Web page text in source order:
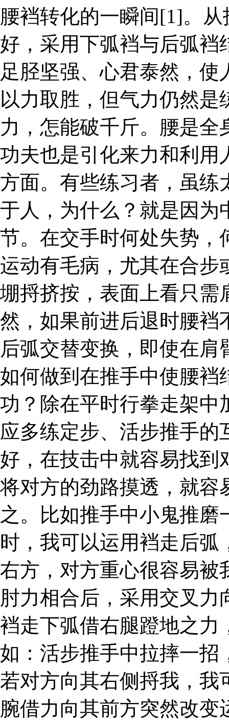
腰裆转化的一瞬间[1]。
好，采用下弧裆与后弧裆
足胫坚强、心君泰然，
以力取胜，但气力仍然
力，怎能破千斤。腰是
功夫也是引化来力和利用
方面。有些练习者，虽练
于人，为什么？就是因为
节。在交手时何处失势，
运动有毛病，尤其在合步
堋捋挤按，表面上看只需
然，如果前进后退时腰裆
后弧交替变换，即使在
如何做到在推手中使腰裆
功？除在平时行拳走架中
应多练定步、活步推手
好，在技击中就容易找到
将对方的劲路摸透，就容
之。比如推手中小鬼推
时，我可以运用裆走后
右方，对方重心很容易被
肘力相合后，采用交叉
裆走下弧借右腿蹬地之力
如：活步推手中拉摔一招
若对方向其右侧捋我，我
腕借力向其前方突然改